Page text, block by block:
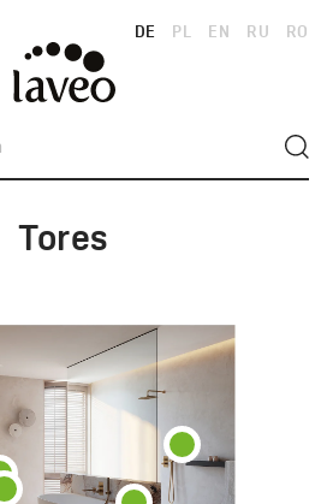
DE PL EN RU RO
Tores